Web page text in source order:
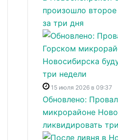
произошло
за три дня
15 июля 2026 в 09:37
Обновлено:
микрорайоне
ликвидировать